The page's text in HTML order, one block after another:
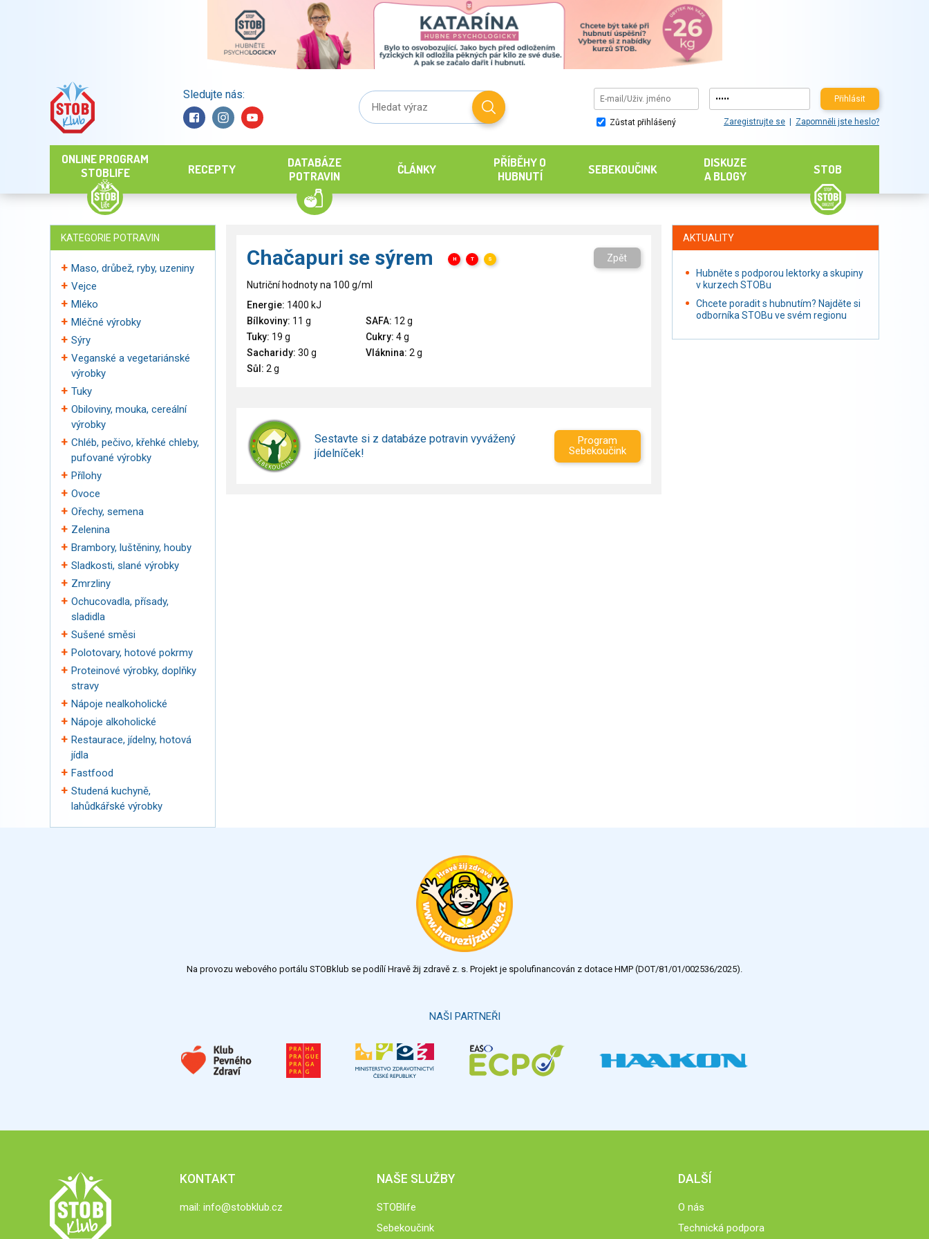
Sledujte nás: Přihlásit
Zůstat přihlášený Zaregistrujte se Zapomněli jste heslo?
ONLINE PROGRAM
STOBLIFE
RECEPTY
DATABÁZE
POTRAVIN
ČLÁNKY
PŘÍBĚHY O
HUBNUTÍ
SEBEKOUČINK
DISKUZE
A BLOGY
STOB
KATEGORIE POTRAVIN
Maso, drůbež, ryby, uzeniny
Vejce
Mléko
Mléčné výrobky
Sýry
Veganské a vegetariánské
výrobky
Tuky
Obiloviny, mouka, cereální
výrobky
Chléb, pečivo, křehké chleby,
pufované výrobky
Přílohy
Ovoce
Ořechy, semena
Zelenina
Brambory, luštěniny, houby
Sladkosti, slané výrobky
Zmrzliny
Ochucovadla, přísady,
sladidla
Sušené směsi
Polotovary, hotové pokrmy
Proteinové výrobky, doplňky
stravy
Nápoje nealkoholické
Nápoje alkoholické
Restaurace, jídelny, hotová
jídla
Fastfood
Studená kuchyně,
lahůdkářské výrobky
Chačapuri se sýrem H T S Zpět
Nutriční hodnoty na 100 g/ml
Energie: 1400 kJ
Bílkoviny: 11 g SAFA: 12 g
Tuky: 19 g Cukry: 4 g
Sacharidy: 30 g Vláknina: 2 g
Sůl: 2 g
Sestavte si z databáze potravin vyvážený
jídelníček!
Program
Sebekoučink
AKTUALITY
Hubněte s podporou lektorky a skupiny
v kurzech STOBu
Chcete poradit s hubnutím? Najděte si
odborníka STOBu ve svém regionu
Na provozu webového portálu STOBklub se podílí Hravě žij zdravě z. s. Projekt je spolufinancován z dotace HMP (DOT/81/01/002536/2025).
NAŠI PARTNEŘI
KONTAKT
mail: info@stobklub.cz
NAŠE SLUŽBY
STOBlife
Sebekoučink
DALŠÍ
O nás
Technická podpora